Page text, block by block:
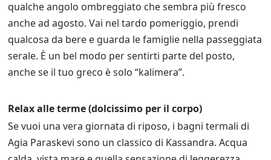
qualche angolo ombreggiato che sembra più fresco
anche ad agosto. Vai nel tardo pomeriggio, prendi
qualcosa da bere e guarda le famiglie nella passeggiata
serale. È un bel modo per sentirti parte del posto,
anche se il tuo greco è solo “kalimera”.
Relax alle terme (dolcissimo per il corpo)
Se vuoi una vera giornata di riposo, i bagni termali di
Agia Paraskevi sono un classico di Kassandra. Acqua